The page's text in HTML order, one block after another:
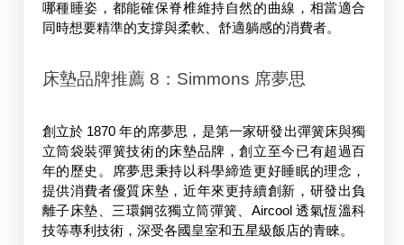
哪種睡姿，都能確保脊椎維持自然的曲線，相當適合
同時想要精準的支撐與柔軟、舒適躺感的消費者。
床墊品牌推薦 8：Simmons 席夢思
創立於 1870 年的席夢思，是第一家研發出彈簧床與獨
立筒袋裝彈簧技術的床墊品牌，創立至今已有超過百
年的歷史。席夢思秉持以科學締造更好睡眠的理念，
提供消費者優質床墊，近年來更持續創新，研發出負
離子床墊、三環鋼弦獨立筒彈簧、Aircool 透氣恆溫科
技等專利技術，深受各國皇室和五星級飯店的青睞。